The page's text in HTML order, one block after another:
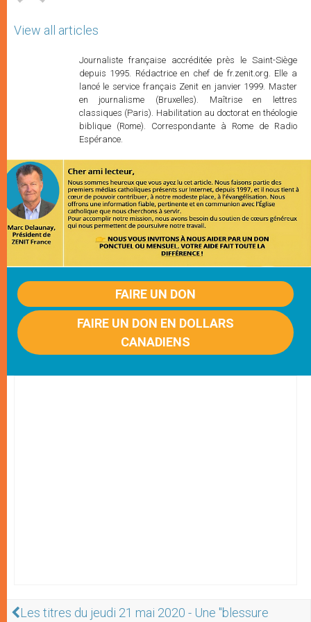
View all articles
Journaliste française accréditée près le Saint-Siège
depuis 1995. Rédactrice en chef de fr.zenit.org. Elle a
lancé le service français Zenit en janvier 1999. Master
en journalisme (Bruxelles). Maîtrise en lettres
classiques (Paris). Habilitation au doctorat en théologie
biblique (Rome). Correspondante à Rome de Radio
Espérance.
FAIRE UN DON
FAIRE UN DON EN DOLLARS
CANADIENS
Les titres du jeudi 21 mai 2020 - Une "blessure